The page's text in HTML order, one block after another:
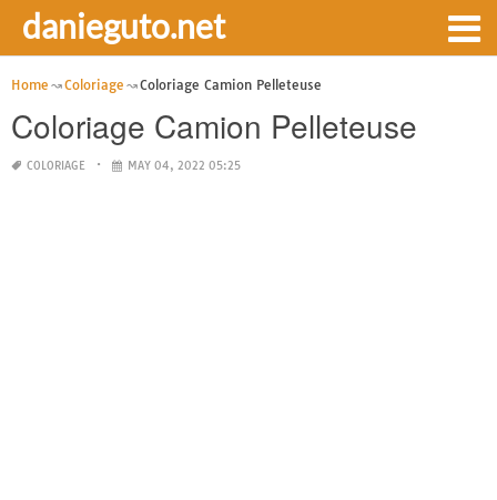
danieguto.net
Home Coloriage Coloriage Camion Pelleteuse
Coloriage Camion Pelleteuse
COLORIAGE MAY 04, 2022 05:25